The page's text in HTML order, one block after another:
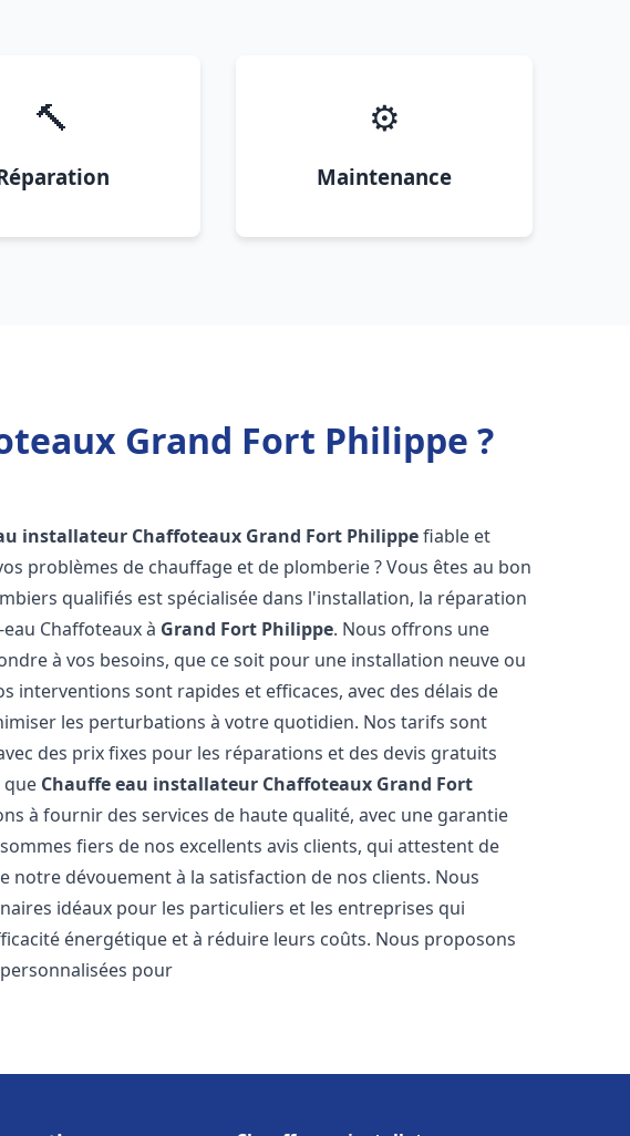
🔨 ⚙️
Maintenance
Grand Fort Philippe ?
installateur Chaffoteaux Grand Fort Philippefiable et
problèmes de chauffage et de plomberie ? Vous êtes au bon
qualifiés est spécialisée dans l'installation, la réparation
Chaffoteaux à Grand Fort Philippe. Nous offrons une
à vos besoins, que ce soit pour une installation neuve ou
interventions sont rapides et efficaces, avec des délais de
les perturbations à votre quotidien. Nos tarifs sont
des prix fixes pour les réparations et des devis gratuits
que Chauffe eau installateur Chaffoteaux Grand Fort
à fournir des services de haute qualité, avec une garantie
fiers de nos excellents avis clients, qui attestent de
notre dévouement à la satisfaction de nos clients. Nous
idéaux pour les particuliers et les entreprises qui
énergétique et à réduire leurs coûts. Nous proposons
pour